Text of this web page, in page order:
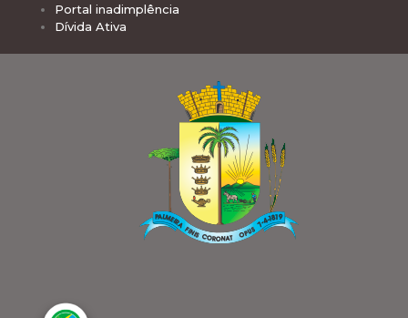
Portal inadimplência
Dívida Ativa